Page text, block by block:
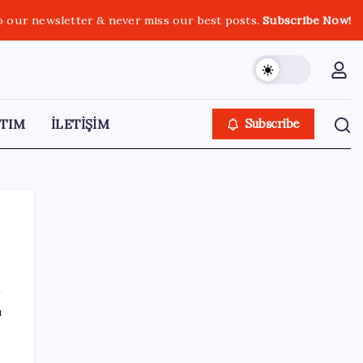
our newsletter & never miss our best posts.Subscribe Now!
İLETİŞİM Subscribe